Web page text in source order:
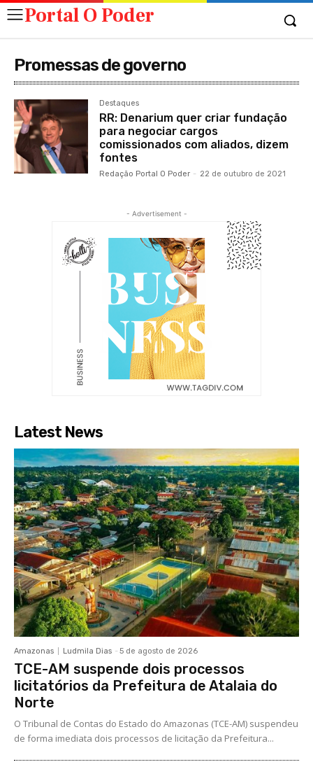
Portal O Poder
Promessas de governo
Destaques
RR: Denarium quer criar fundação
para negociar cargos
comissionados com aliados, dizem
fontes
Redação Portal O Poder - 22 de outubro de 2021
- Advertisement -
Latest News
Amazonas Ludmila Dias - 5 de agosto de 2026
TCE-AM suspende dois processos
licitatórios da Prefeitura de Atalaia do
Norte
O Tribunal de Contas do Estado do Amazonas (TCE-AM) suspendeu
de forma imediata dois processos de licitação da Prefeitura...